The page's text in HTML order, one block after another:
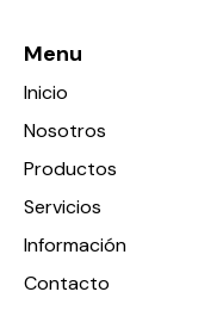
Menu
Inicio
Nosotros
Productos
Servicios
Información
Contacto